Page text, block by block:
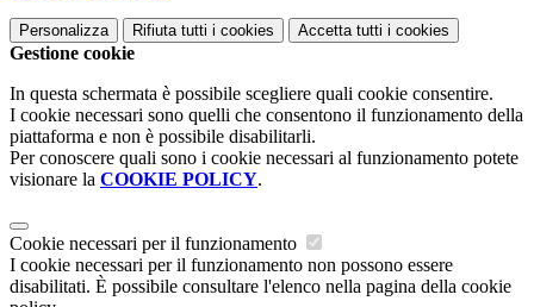
Personalizza Rifiuta tutti i cookies Accetta tutti i cookies
Gestione cookie
In questa schermata è possibile scegliere quali cookie consentire.
I cookie necessari sono quelli che consentono il funzionamento della
piattaforma e non è possibile disabilitarli.
Per conoscere quali sono i cookie necessari al funzionamento potete
visionare la COOKIE POLICY.
Cookie necessari per il funzionamento
I cookie necessari per il funzionamento non possono essere
disabilitati. È possibile consultare l'elenco nella pagina della cookie